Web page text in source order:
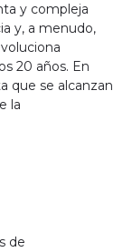
y compleja
y, a menudo,
20 años. En
que se alcanzan
la
de